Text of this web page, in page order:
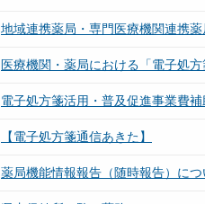
地域連携薬局・専門医療機関連携
医療機関・薬局における「電子処
電子処方箋活用・普及促進事業費
【電子処方箋通信あきた】
薬局機能情報報告（随時報告）につ